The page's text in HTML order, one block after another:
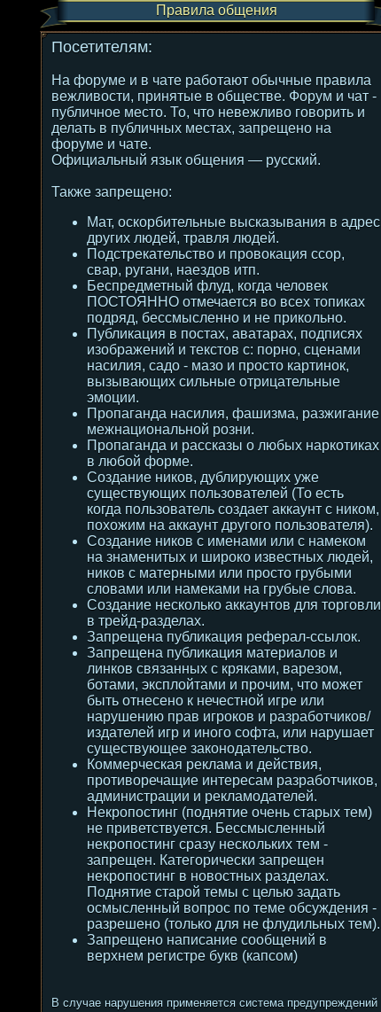
Правила общения
Посетителям:
На форуме и в чате работают обычные правила
вежливости, принятые в обществе. Форум и чат -
публичное место. То, что невежливо говорить и
делать в публичных местах, запрещено на
форуме и чате.
Официальный язык общения — русский.
Также запрещено:
Мат, оскорбительные высказывания в адрес
других людей, травля людей.
Подстрекательство и провокация ссор,
свар, ругани, наездов итп.
Беспредметный флуд, когда человек
ПОСТОЯННО отмечается во всех топиках
подряд, бессмысленно и не прикольно.
Публикация в постах, аватарах, подписях
изображений и текстов с: порно, сценами
насилия, садо - мазо и просто картинок,
вызывающих сильные отрицательные
эмоции.
Пропаганда насилия, фашизма, разжигание
межнациональной розни.
Пропаганда и рассказы о любых наркотиках
в любой форме.
Создание ников, дублирующих уже
существующих пользователей (То есть
когда пользователь создает аккаунт с ником,
похожим на аккаунт другого пользователя).
Создание ников с именами или с намеком
на знаменитых и широко известных людей,
ников с матерными или просто грубыми
словами или намеками на грубые слова.
Создание несколько аккаунтов для торговли
в трейд-разделах.
Запрещена публикация реферал-ссылок.
Запрещена публикация материалов и
линков связанных с кряками, варезом,
ботами, эксплойтами и прочим, что может
быть отнесено к нечестной игре или
нарушению прав игроков и разработчиков/
издателей игр и иного софта, или нарушает
существующее законодательство.
Коммерческая реклама и действия,
противоречащие интересам разработчиков,
администрации и рекламодателей.
Некропостинг (поднятие очень старых тем)
не приветствуется. Бессмысленный
некропостинг сразу нескольких тем -
запрещен. Категорически запрещен
некропостинг в новостных разделах.
Поднятие старой темы с целью задать
осмысленный вопрос по теме обсуждения -
разрешено (только для не флудильных тем).
Запрещено написание сообщений в
верхнем регистре букв (капсом)
В случае нарушения применяется система предупреждений